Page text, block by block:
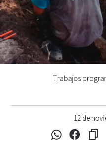
12 de
Trabajos